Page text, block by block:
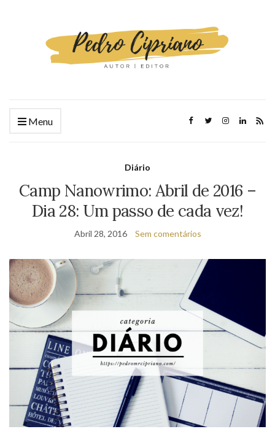
Menu
Diário
Camp Nanowrimo: Abril de 2016 –
Dia 28: Um passo de cada vez!
Abril 28, 2016 Sem comentários